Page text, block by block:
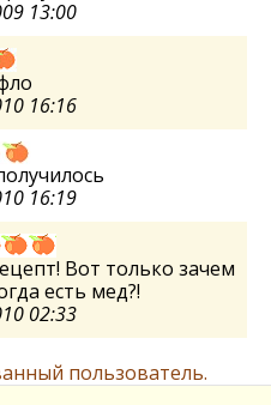
13:00
16:16
16:19
Вот только зачем
есть мед?!
02:33
пользователь.